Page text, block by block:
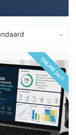
ONLINE 24/7